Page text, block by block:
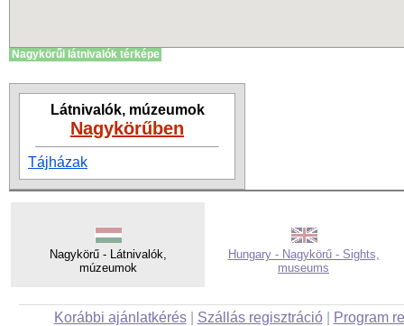
Nagykörűi látnivalók térképe
Látnivalók, múzeumok
Nagykörűben
Tájházak
Nagykörű - Látnivalók,
múzeumok
Hungary - Nagykörű - Sights,
museums
Korábbi ajánlatkérés| Szállás regisztráció| Program